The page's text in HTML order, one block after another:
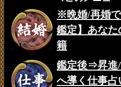
※晩婚/再婚
鑑定】あな
籍
鑑定後⇒昇進
へ導く仕事